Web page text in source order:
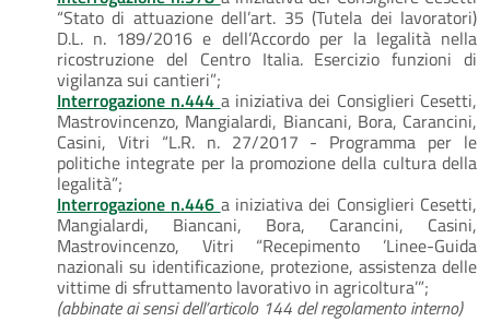
“Stato di attuazione dell’art. 35 (Tutela dei lavoratori)
D.L. n. 189/2016 e dell’Accordo per la legalità nella
ricostruzione del Centro Italia. Esercizio funzioni di
vigilanza sui cantieri”;
Interrogazione n.444 a iniziativa dei Consiglieri Cesetti,
Mastrovincenzo, Mangialardi, Biancani, Bora, Carancini,
Casini, Vitri “L.R. n. 27/2017 - Programma per le
politiche integrate per la promozione della cultura della
legalità”;
Interrogazione n.446 a iniziativa dei Consiglieri Cesetti,
Mangialardi, Biancani, Bora, Carancini, Casini,
Mastrovincenzo, Vitri “Recepimento ’Linee-Guida
nazionali su identificazione, protezione, assistenza delle
vittime di sfruttamento lavorativo in agricoltura’”;
(abbinate ai sensi dell’articolo 144 del regolamento interno)